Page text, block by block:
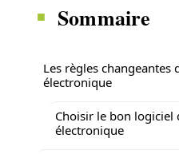
Sommaire
Les règles changeantes
électronique
Choisir le bon logiciel
électronique